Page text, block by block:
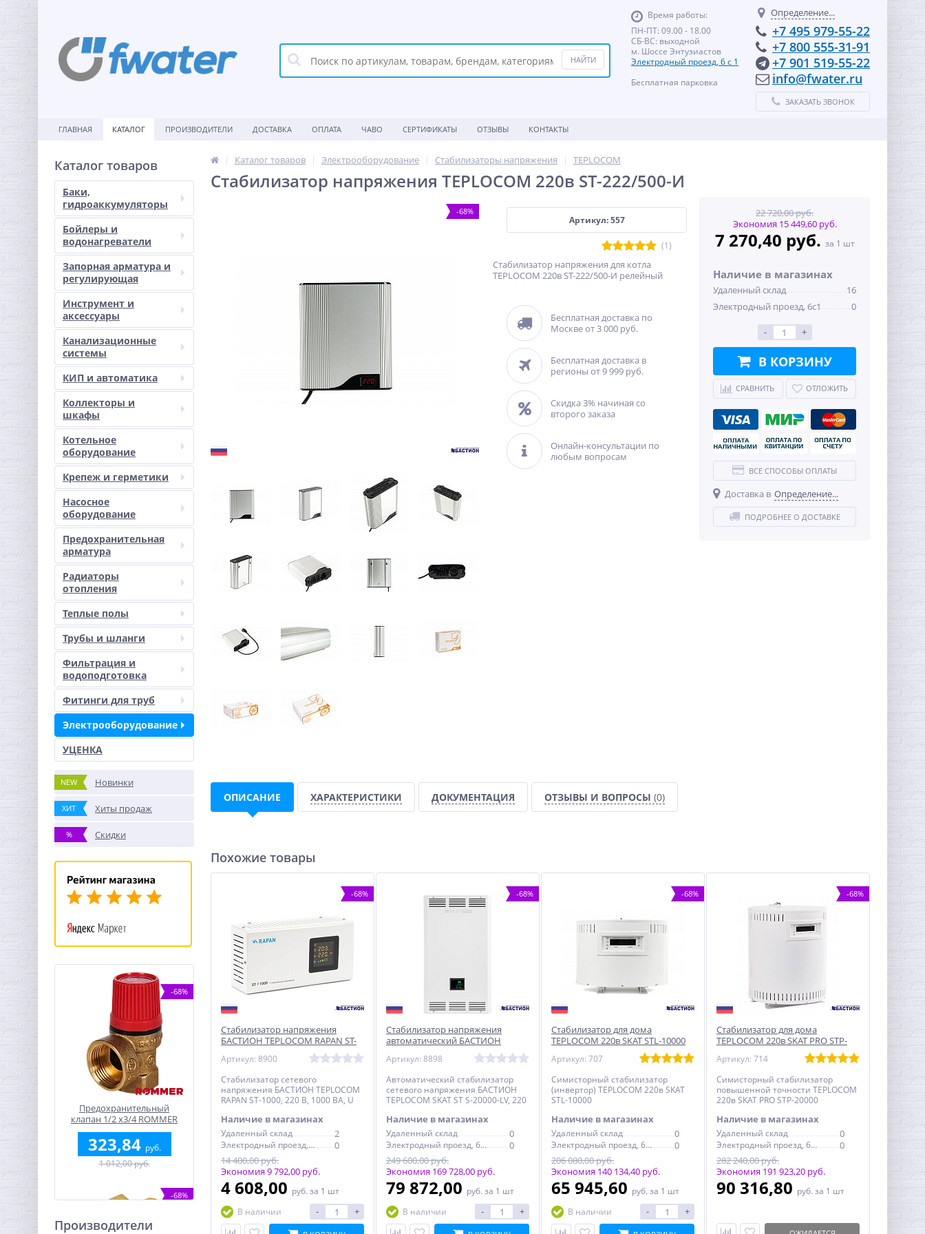
Время работы:
ПН-ПТ: 09.00 - 18.00
СБ-ВС: выходной
м. Шоссе Энтузиастов
Электродный проезд, 6 с 1
Бесплатная парковка
Определение...
+7 495 979-55-22
+7 800 555-31-91
+7 901 519-55-22
info@fwater.ru
ЗАКАЗАТЬ ЗВОНОК
ГЛАВНАЯ КАТАЛОГ ПРОИЗВОДИТЕЛИ ДОСТАВКА ОПЛАТА ЧАВО СЕРТИФИКАТЫ ОТЗЫВЫ КОНТАКТЫ
Каталог товаров
Баки,
гидроаккумуляторы
Бойлеры и
водонагреватели
Запорная арматура и
регулирующая
Инструмент и
аксессуары
Канализационные
системы
КИП и автоматика
Коллекторы и
шкафы
Котельное
оборудование
Крепеж и герметики
Насосное
оборудование
Предохранительная
арматура
Радиаторы
отопления
Теплые полы
Трубы и шланги
Фильтрация и
водоподготовка
Фитинги для труб
Электрооборудование
УЦЕНКА
NEW Новинки
ХИТ Хиты продаж
% Скидки
-68%
Предохранительный
клапан 1/2 x3/4 ROMMER
для отопления 1,5 бар
323,84 руб.
1 012,00 руб.
-68%
Производители
Каталог товаров Электрооборудование Стабилизаторы напряжения TEPLOCOM
Стабилизатор напряжения TEPLOCOM 220в ST-222/500-И
-68%
Артикул: 557
(1)
Стабилизатор напряжения для котла
TEPLOCOM 220в ST-222/500-И релейный
Бесплатная доставка по
Москве от 3 000 руб.
Бесплатная доставка в
регионы от 9 999 руб.
Скидка 3% начиная со
второго заказа
Онлайн-консультации по
любым вопросам
22 720,00 руб.
Экономия 15 449,60 руб.
7 270,40 руб. за 1 шт
Наличие в магазинах
Удаленный склад
16
Электродный проезд, 6с1
0
- +
В КОРЗИНУ
СРАВНИТЬ ОТЛОЖИТЬ
ВСЕ СПОСОБЫ ОПЛАТЫ
Доставка в Определение...
ПОДРОБНЕЕ О ДОСТАВКЕ
ОПИСАНИЕ ХАРАКТЕРИСТИКИ ДОКУМЕНТАЦИЯ ОТЗЫВЫ И ВОПРОСЫ (0)
Похожие товары
-68%
Стабилизатор напряжения
БАСТИОН TEPLOCOM RAPAN ST-
1000, 220 В, для котлов (8900)
Артикул: 8900
Стабилизатор сетевого
напряжения БАСТИОН TEPLOCOM
RAPAN ST-1000, 220 В, 1000 ВА, U
Наличие в магазинах
Удаленный склад 2
Электродный проезд, 6с1
0
14 400,00 руб.
Экономия 9 792,00 руб.
4 608,00 руб. за 1 шт
В наличии
- +
-68%
Стабилизатор напряжения
автоматический БАСТИОН
TEPLOCOM SKAT ST S-20000-LV,
220 В (8898)
Артикул: 8898
Автоматический стабилизатор
сетевого напряжения БАСТИОН
TEPLOCOM SKAT ST S-20000-LV, 220
Наличие в магазинах
Удаленный склад 0
Электродный проезд, 6с1
0
249 600,00 руб.
Экономия 169 728,00 руб.
79 872,00 руб. за 1 шт
В наличии
- +
-68%
Стабилизатор для дома
TEPLOCOM 220в SKAT STL-10000
Артикул: 707
Симисторный стабилизатор
(инвертор) TEPLOCOM 220в SKAT
STL-10000
Наличие в магазинах
Удаленный склад 0
Электродный проезд, 6с1
0
206 080,00 руб.
Экономия 140 134,40 руб.
65 945,60 руб. за 1 шт
В наличии
- +
-68%
Стабилизатор для дома
TEPLOCOM 220в SKAT PRO STP-
Артикул: 714
Симисторный стабилизатор
повышенной точности TEPLOCOM
220в SKAT PRO STP-20000
Наличие в магазинах
Удаленный склад 0
Электродный проезд, 6с1
0
282 240,00 руб.
Экономия 191 923,20 руб.
90 316,80 руб. за 1 шт